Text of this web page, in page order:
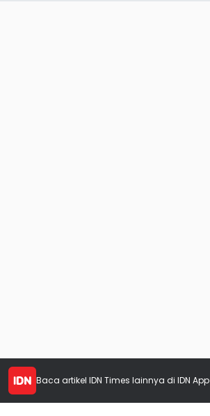
Baca artikel IDN Times lainnya di IDN App